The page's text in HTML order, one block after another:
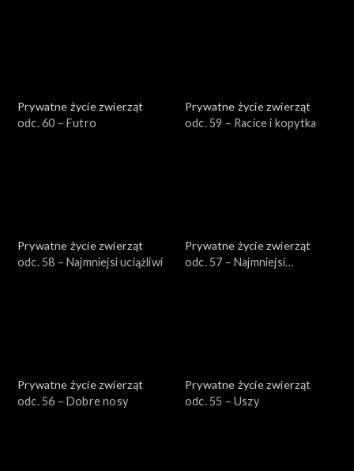
Prywatne życie zwierząt
odc. 60 – Futro
Prywatne życie zwierząt
odc. 59 – Racice i kopytka
Prywatne życie zwierząt
odc. 58 – Najmniejsi uciążliwi
Prywatne życie zwierząt
odc. 57 – Najmniejsi
Prywatne życie zwierząt
odc. 56 – Dobre nosy
Prywatne życie zwierząt
odc. 55 – Uszy